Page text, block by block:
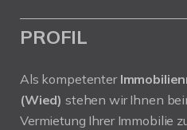
PROFIL
Als kompetenter
(Wied) stehen wir Ihnen
Vermietung Ihrer Immobilie